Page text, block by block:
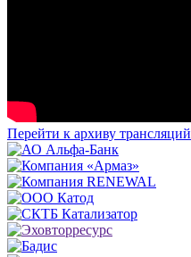
Перейти к архиву трансляций